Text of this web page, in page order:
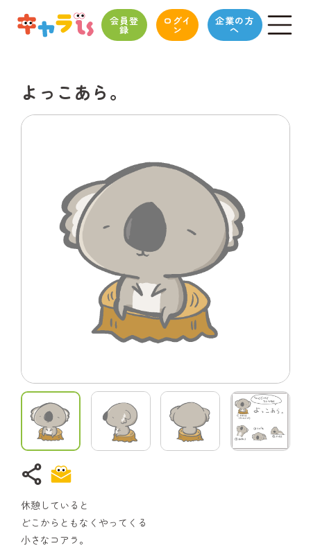
会員登
録
ログイ
ン
企業の方
へ
よっこあら。
share
休憩していると
どこからともなくやってくる
小さなコアラ。